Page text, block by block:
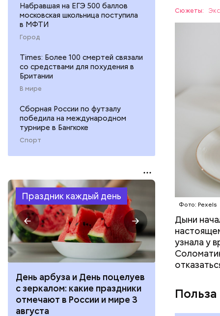
Набравшая на ЕГЭ 500 баллов
московская школьница поступила
в МФТИ
Город
Times: Более 100 смертей связали
со средствами для похудения в
Британии
В мире
Сборная России по футзалу
победила на международном
турнире в Бангкоке
Спорт
Праздник каждый день
День арбуза и День поцелуев
с зеркалом: какие праздники
отмечают в России и мире 3
августа
День сидения
праздники
Сюжеты:
Фото: Pexels
Дыни
узнала у
Дыня